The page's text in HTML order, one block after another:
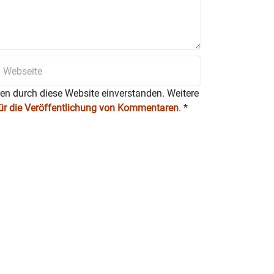
durch diese Website einverstanden. Weitere
die Veröffentlichung von Kommentaren. *